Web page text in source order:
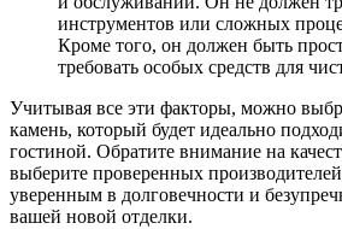
инструментов или сложных
Кроме того, он должен быть
требовать особых средств для
Учитывая все эти факторы, можно
камень, который будет идеально
гостиной. Обратите внимание на
выберите проверенных
уверенным в долговечности и
вашей новой отделки.